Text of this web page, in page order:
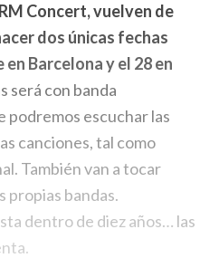
Concert,vuelven de
dos únicas fechas
en Barcelona y el 28 en
será con banda
podremos escuchar las
canciones, tal como
También van a tocar
propias bandas.
dentro de diez años… las
.